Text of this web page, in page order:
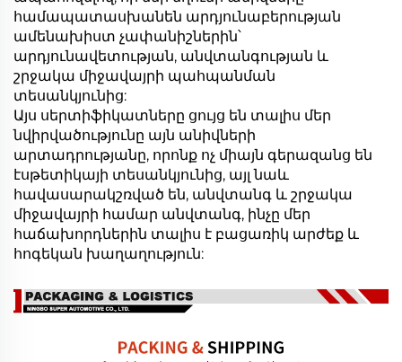
համապատասխանեն արդյունաբերության
ամենախիստ չափանիշներին՝
արդյունավետության, անվտանգության և
շրջակա միջավայրի պահպանման
տեսանկյունից:
Այս սերտիֆիկատները ցույց են տալիս մեր
նվիրվածությունը այն անիվների
արտադրությանը, որոնք ոչ միայն գերազանց են
էսթետիկայի տեսանկյունից, այլ նաև
հավասարակշռված են, անվտանգ և շրջակա
միջավայրի համար անվտանգ, ինչը մեր
հաճախորդներին տալիս է բացառիկ արժեք և
հոգեկան խաղաղություն: